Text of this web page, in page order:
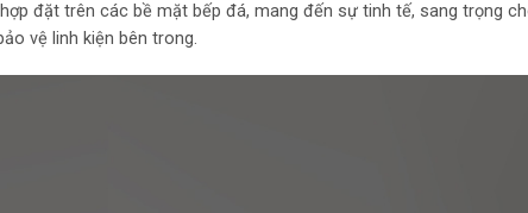
Tự ngắt khi quá nhiệt:
Có
đặt trên các bề mặt bếp đá, mang đến sự tinh tế, sang trọng
vệ linh kiện bên trong.